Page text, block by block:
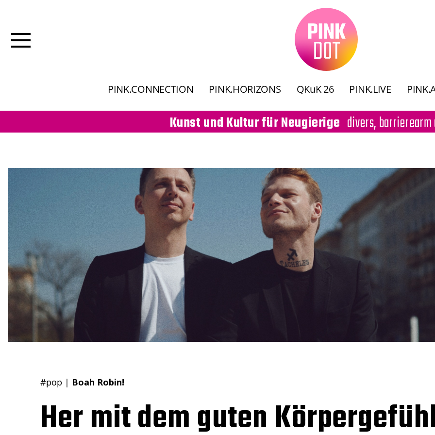
PINK.CONNECTION PINK.HORIZONS QKuK 26 PINK.LIVE
Kunst und Kultur für Neugierige divers,
#pop | Boah Robin!
Her mit dem guten